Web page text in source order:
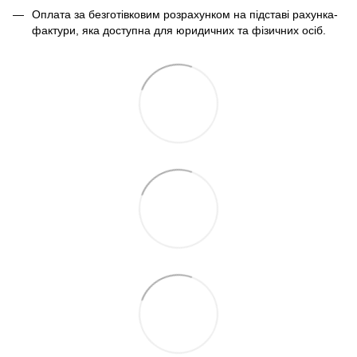
Оплата за безготівковим розрахунком на підставі рахунка-
фактури, яка доступна для юридичних та фізичних осіб.